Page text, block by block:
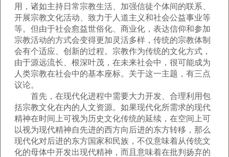
用，诸如主持日常宗教生活、加强信徒个体间的联系、
开展宗教文化活动、致力于人道主义和社会公益事业等
等。但由于社会愈益世俗化、商业化，表达信仰和参加
宗教活动的方式会变得更加灵活多样，传统的宗教体制
会有个适应、创新的过程。宗教作为传统的文化方式，
由于源远流长、根深叶茂，在未来社会中，很可能成为
人类宗教在社会中的基本座标。关于这一主题，有三点
议论。
首先，在现代化进程中需要大力开发、合理利用包
括宗教文化在内的人文资源。如果现代化所需求的现代
精神在时间上可视为历史文化传统的延续，在空间上可
以视为现代精神自先进的西方向后进的东方转移，那么
现代化对后进的东方国家和民族，不仅意味着从传统文
化的母体中开发出现代精神，而且意味着在批判扬弃的